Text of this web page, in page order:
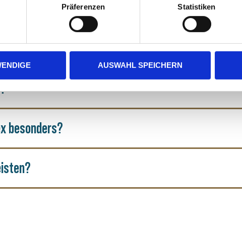
Präferenzen Statistiken
AUSWAHL SPEICHERN
wärst?
besonders?